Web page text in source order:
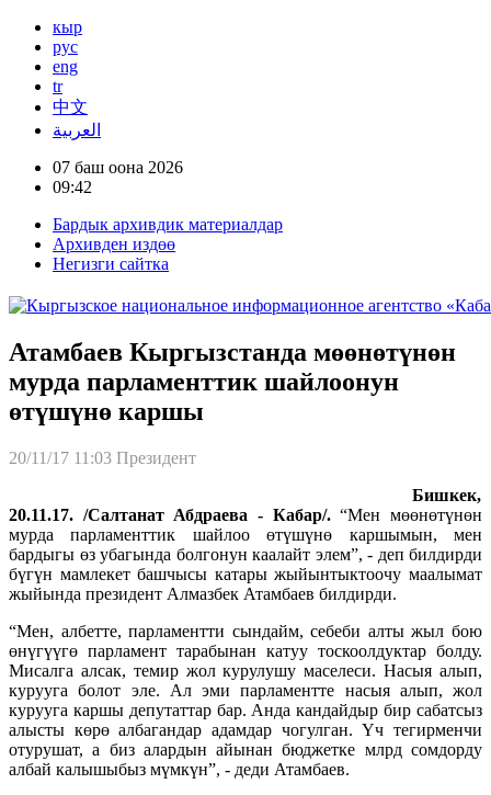
кыр
рус
eng
tr
中文
العربية
07 баш оона 2026
09:42
Бардык архивдик материалдар
Архивден издөө
Негизги сайтка
Атамбаев Кыргызстанда мөөнөтүнөн
мурда парламенттик шайлоонун
өтүшүнө каршы
20/11/17 11:03 Президент
Бишкек,
20.11.17. /Салтанат Абдраева - Кабар/. “Мен мөөнөтүнөн
мурда парламенттик шайлоо өтүшүнө каршымын, мен
бардыгы өз убагында болгонун каалайт элем”, - деп билдирди
бүгүн мамлекет башчысы катары жыйынтыктоочу маалымат
жыйында президент Алмазбек Атамбаев билдирди.
“Мен, албетте, парламентти сындайм, себеби алты жыл бою
өнүгүүгө парламент тарабынан катуу тоскоолдуктар болду.
Мисалга алсак, темир жол курулушу маселеси. Насыя алып,
курууга болот эле. Ал эми парламентте насыя алып, жол
курууга каршы депутаттар бар. Анда кандайдыр бир сабатсыз
алысты көрө албагандар адамдар чогулган. Үч тегирменчи
отурушат, а биз алардын айынан бюджетке млрд сомдорду
албай калышыбыз мүмкүн”, - деди Атамбаев.